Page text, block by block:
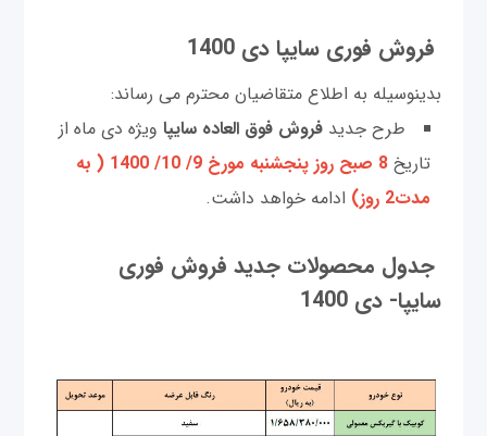
فروش فوری سایپا دی 1400
بدینوسیله به اطلاع متقاضیان محترم می رساند:
طرح جدید فروش فوق العاده سایپا ویژه دی ماه از
تاریخ
8 صبح روز پنجشنبه مورخ 9/ 10/ 1400 ( به
مدت2 روز)
ادامه خواهد داشت.
جدول محصولات جدید فروش فوری
سایپا- دی 1400